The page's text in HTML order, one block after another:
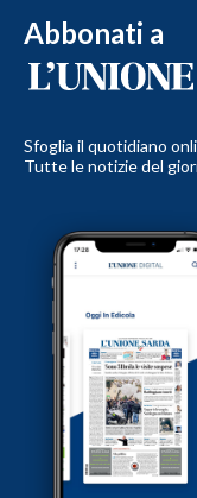
Abbonati a
Sfoglia il quotidiano
Tutte le notizie del